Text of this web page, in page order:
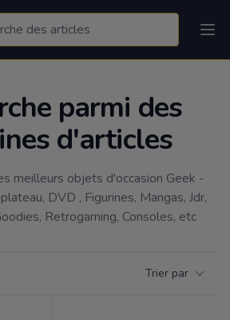
parmi des
d'articles
meilleurs objets d'occasion Geek -
DVD , Figurines, Mangas, Jdr,
Retrogaming, Consoles, etc
Trier par